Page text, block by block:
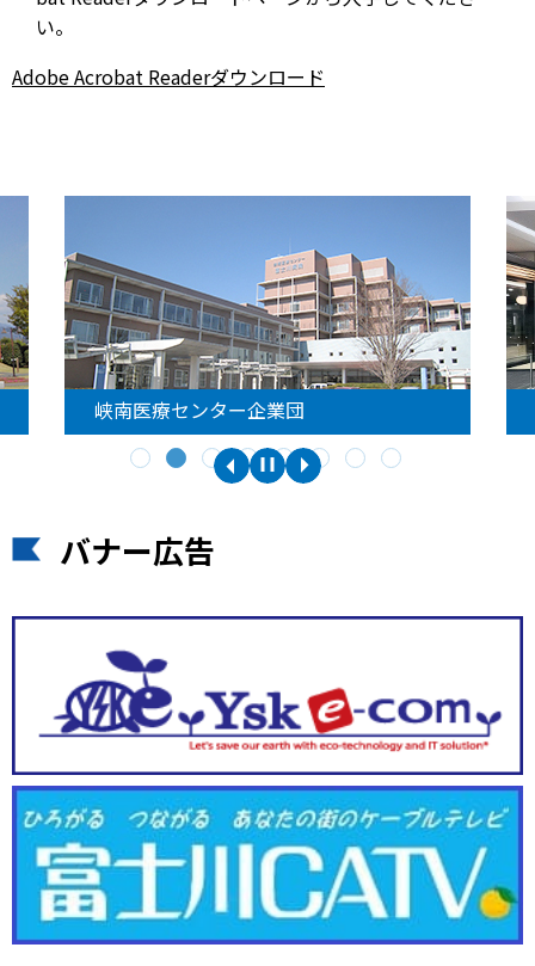
い。
Adobe Acrobat Readerダウンロード
峡南医療センター企業団
バナー広告